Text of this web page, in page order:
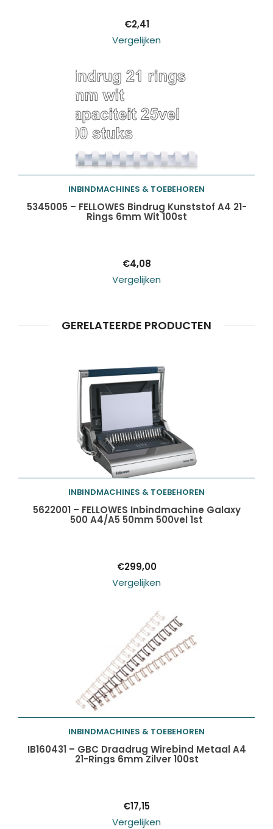
€2,41
Vergelijken
Toevoegen aan
INBINDMACHINES & TOEBEHOREN
5345005 – FELLOWES Bindrug Kunststof A4 21-
Rings 6mm Wit 100st
€4,08
Vergelijken
GERELATEERDE PRODUCTEN
Toevoegen aan
INBINDMACHINES & TOEBEHOREN
5622001 – FELLOWES Inbindmachine Galaxy
500 A4/A5 50mm 500vel 1st
€299,00
Vergelijken
Toevoegen aan
INBINDMACHINES & TOEBEHOREN
IB160431 – GBC Draadrug Wirebind Metaal A4
21-Rings 6mm Zilver 100st
€17,15
Vergelijken